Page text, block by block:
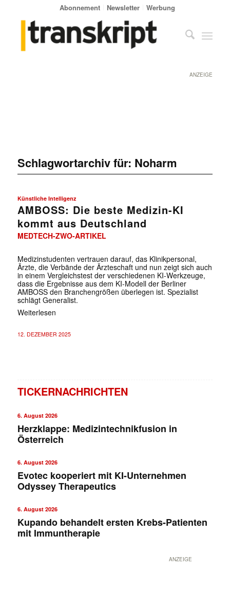
Abonnement Newsletter Werbung
ANZEIGE
Schlagwortarchiv für: Noharm
Künstliche Intelligenz
AMBOSS: Die beste Medizin-KI
kommt aus Deutschland
MEDTECH-ZWO-ARTIKEL
Medizinstudenten vertrauen darauf, das Klinikpersonal,
Ärzte, die Verbände der Ärzteschaft und nun zeigt sich auch
in einem Vergleichstest der verschiedenen KI-Werkzeuge,
dass die Ergebnisse aus dem KI-Modell der Berliner
AMBOSS den Branchengrößen überlegen ist. Spezialist
schlägt Generalist.
Weiterlesen
12. DEZEMBER 2025
TICKERNACHRICHTEN
6. August 2026
Herzklappe: Medizintechnikfusion in
Österreich
6. August 2026
Evotec kooperiert mit KI-Unternehmen
Odyssey Therapeutics
6. August 2026
Kupando behandelt ersten Krebs-Patienten
mit Immuntherapie
ANZEIGE